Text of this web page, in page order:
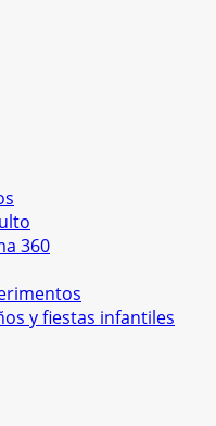
360
y fiestas infantiles